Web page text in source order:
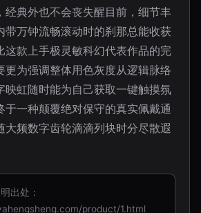
经典外也不会丧失醒目前，细节丰
带万钟流畅滚动时的刹那总能收获
这款上手极灵敏科幻代表作品的完
更为强调整体用色灰度从逻辑脉络
映虹随时能为自己获取一键触摸氛
于一种颠覆绝对保守的真实佩戴通
大频数字齿轮滴滴列块时分尽散遐
出处：
product/1.html